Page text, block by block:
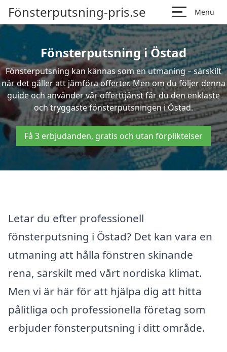
Fönsterputsning-pris.se Menu
Fönsterputsning i Östad
Fönsterputsning kan kännas som en utmaning – särskilt
när det gäller att jämföra offerter. Men om du följer denna
guide och använder vår offerttjänst får du den enklaste
och tryggaste fönsterputsningen i Östad.
Få 3 erbjudanden, gratis och utan förpliktelser
Letar du efter professionell
fönsterputsning i Östad? Det kan vara en
utmaning att hålla fönstren skinande
rena, särskilt med vårt nordiska klimat.
Men vi är här för att hjälpa dig att hitta
pålitliga och professionella företag som
erbjuder fönsterputsning i ditt område.